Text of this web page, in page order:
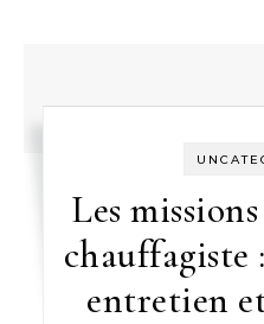
Les
entretien